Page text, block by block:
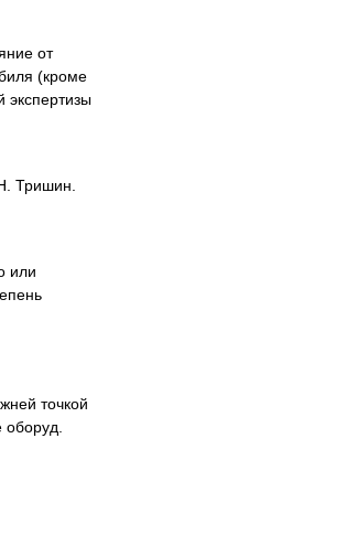
от
(кроме
экспертизы
Тришин.
или
точкой